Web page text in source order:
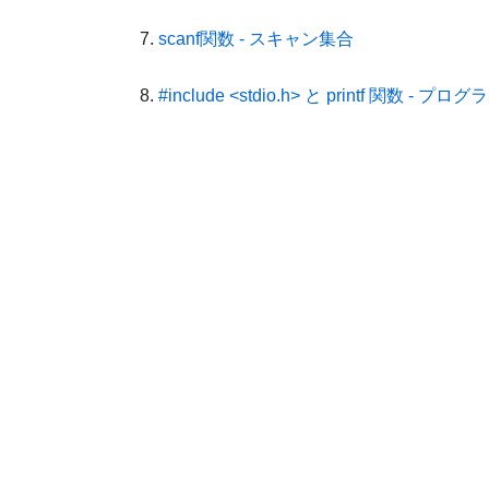
scanf関数 - スキャン集合
#include <stdio.h> と printf 関数 - プログ